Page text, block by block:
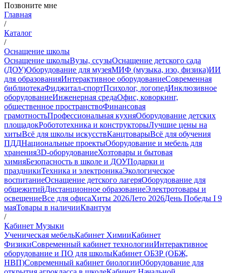
Позвоните мне
Главная
/
Каталог
/
Оснащение школы
Оснащение школыВузы, ссузыОснащение детского сада
(ДОУ)Оборудование для музеяМИФ (музыка, изо, физика)ИИ
для образованияИнтерактивное оборудованиеСовременная
библиотекаФиджитал-спортПсихолог, логопедИнклюзивное
оборудованиеИнженерная средаОфис, коворкинг,
общественное пространствоФинансовая
грамотностьПрофессиональная кухняОборудование детских
площадокРобототехника и конструкторыЛучшие цены на
хитыВсё для школы искусствКанцтоварыВсё для обучения
ПДДНациональные проектыОборудование и мебель для
хранения3D-оборудованиеХозтовары и бытовая
химияБезопасность в школе и ДОУПодарки и
праздникиТехника и электроникаЭкологическое
воспитаниеОснащение детского лагеряОборудование для
общежитийДистанционное образованиеЭлектротовары и
освещениеВсе для офисаХиты 2026Лето 2026День Победы I 9
маяТовары в наличииКвантум
/
Кабинет Музыки
Ученическая мебельКабинет ХимииКабинет
ФизикиСовременный кабинет технологииИнтерактивное
оборудование и ПО для школыКабинет ОБЗР (ОБЖ,
НВП)Современный кабинет биологииОборудование для